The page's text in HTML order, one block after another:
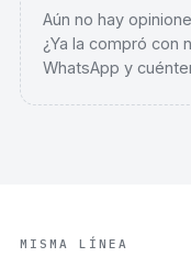
Aún no hay
¿Ya la compró con
WhatsApp y
MISMA LÍNEA